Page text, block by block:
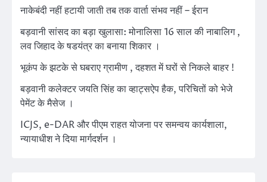
नाकेबंदी नहीं हटायी जाती तब तक वार्ता संभव नहीं – ईरान
बड़वानी सांसद का बड़ा खुलासा: मोनालिसा 16 साल की नाबालिग ,
लव जिहाद के षडयंत्र का बनाया शिकार ।
भूकंप के झटके से घबराए ग्रामीण , दहशत में घरों से निकले बाहर !
बड़वानी कलेक्टर जयति सिंह का व्हाट्सऐप हैक, परिचितों को भेजे
पेमेंट के मैसेज ।
ICJS, e-DAR और पीएम राहत योजना पर समन्वय कार्यशाला,
न्यायाधीश ने दिया मार्गदर्शन ।